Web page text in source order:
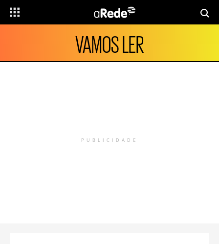
VAMOS LER
PUBLICIDADE